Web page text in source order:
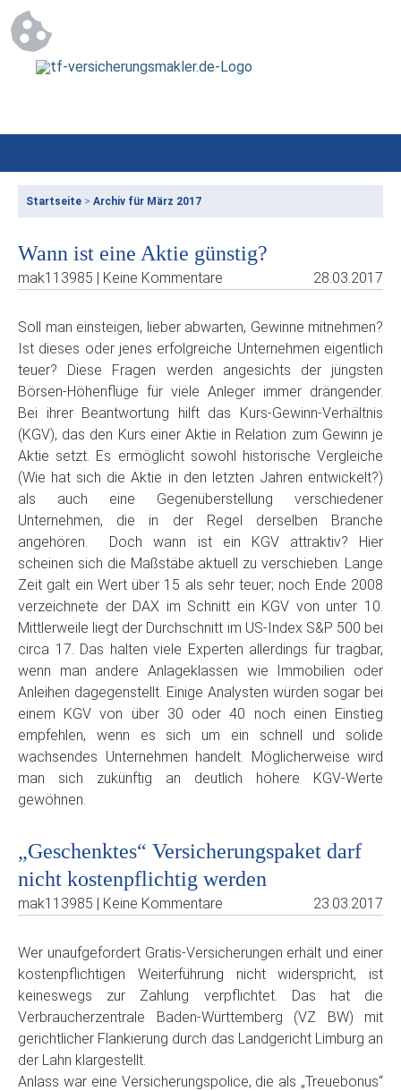
Startseite > Archiv für März 2017
Wann ist eine Aktie günstig?
mak113985 | Keine Kommentare 28.03.2017
Soll man einsteigen, lieber abwarten, Gewinne mitnehmen?
Ist dieses oder jenes erfolgreiche Unternehmen eigentlich
teuer? Diese Fragen werden angesichts der jüngsten
Börsen-Höhenflüge für viele Anleger immer drängender.
Bei ihrer Beantwortung hilft das Kurs-Gewinn-Verhältnis
(KGV), das den Kurs einer Aktie in Relation zum Gewinn je
Aktie setzt. Es ermöglicht sowohl historische Vergleiche
(Wie hat sich die Aktie in den letzten Jahren entwickelt?)
als auch eine Gegenüberstellung verschiedener
Unternehmen, die in der Regel derselben Branche
angehören. Doch wann ist ein KGV attraktiv? Hier
scheinen sich die Maßstäbe aktuell zu verschieben. Lange
Zeit galt ein Wert über 15 als sehr teuer; noch Ende 2008
verzeichnete der DAX im Schnitt ein KGV von unter 10.
Mittlerweile liegt der Durchschnitt im US-Index S&P 500 bei
circa 17. Das halten viele Experten allerdings für tragbar,
wenn man andere Anlageklassen wie Immobilien oder
Anleihen dagegenstellt. Einige Analysten würden sogar bei
einem KGV von über 30 oder 40 noch einen Einstieg
empfehlen, wenn es sich um ein schnell und solide
wachsendes Unternehmen handelt. Möglicherweise wird
man sich zukünftig an deutlich höhere KGV-Werte
gewöhnen.
„Geschenktes“ Versicherungspaket darf
nicht kostenpflichtig werden
mak113985 | Keine Kommentare 23.03.2017
Wer unaufgefordert Gratis-Versicherungen erhält und einer
kostenpflichtigen Weiterführung nicht widerspricht, ist
keineswegs zur Zahlung verpflichtet. Das hat die
Verbraucherzentrale Baden-Württemberg (VZ BW) mit
gerichtlicher Flankierung durch das Landgericht Limburg an
der Lahn klargestellt.
Anlass war eine Versicherungspolice, die als „Treuebonus“